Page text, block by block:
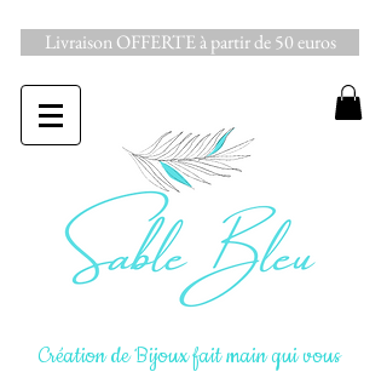
Livraison OFFERTE à partir de 50 euros
Création de Bijoux fait main qui vous